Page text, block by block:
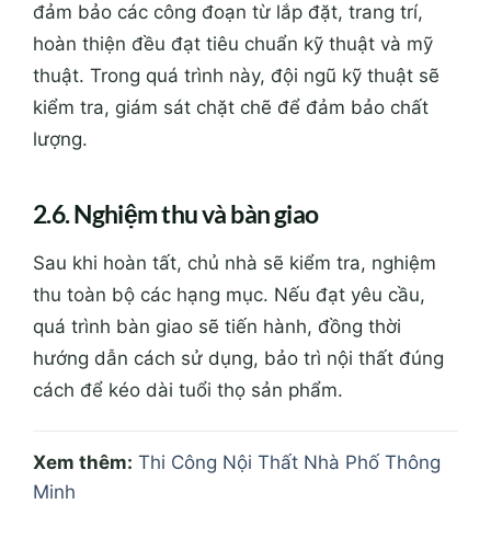
đảm bảo các công đoạn từ lắp đặt, trang trí,
hoàn thiện đều đạt tiêu chuẩn kỹ thuật và mỹ
thuật. Trong quá trình này, đội ngũ kỹ thuật sẽ
kiểm tra, giám sát chặt chẽ để đảm bảo chất
lượng.
2.6. Nghiệm thu và bàn giao
Sau khi hoàn tất, chủ nhà sẽ kiểm tra, nghiệm
thu toàn bộ các hạng mục. Nếu đạt yêu cầu,
quá trình bàn giao sẽ tiến hành, đồng thời
hướng dẫn cách sử dụng, bảo trì nội thất đúng
cách để kéo dài tuổi thọ sản phẩm.
Xem thêm: Thi Công Nội Thất Nhà Phố Thông
Minh